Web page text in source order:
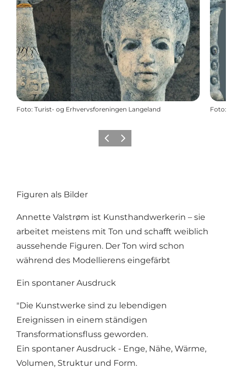
Foto: Turist- og Erhvervsforeningen Langeland Foto:
ZurückWeiter
Figuren als Bilder
Annette Valstrøm ist Kunsthandwerkerin – sie
arbeitet meistens mit Ton und schafft weiblich
aussehende Figuren. Der Ton wird schon
während des Modellierens eingefärbt
Ein spontaner Ausdruck
"Die Kunstwerke sind zu lebendigen
Ereignissen in einem ständigen
Transformationsfluss geworden.
Ein spontaner Ausdruck - Enge, Nähe, Wärme,
Volumen, Struktur und Form.